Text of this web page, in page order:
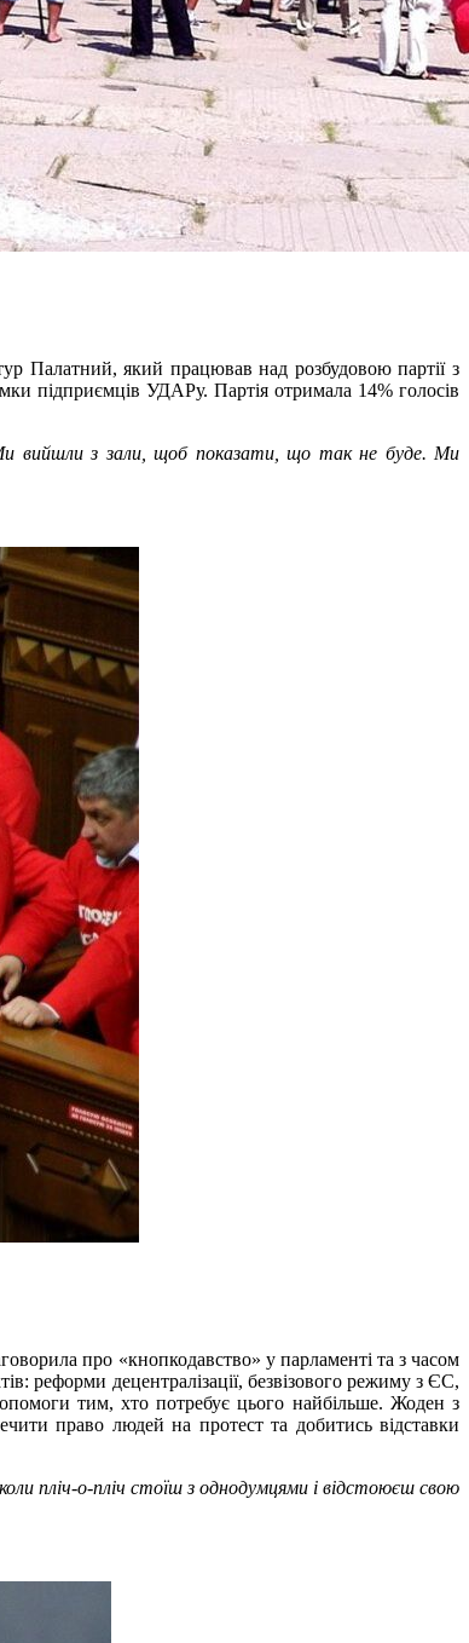
Палатний, який працював над розбудовою партії з
підприємців УДАРу. Партія отримала 14% голосів
Ми вийшли з зали, щоб показати, що так не буде. Ми
про «кнопкодавство» у парламенті та з часом
реформи децентралізації, безвізового режиму з ЄС,
тим, хто потребує цього найбільше. Жоден з
право людей на протест та добитись відставки
пліч-о-пліч стоїш з однодумцями і відстоюєш свою